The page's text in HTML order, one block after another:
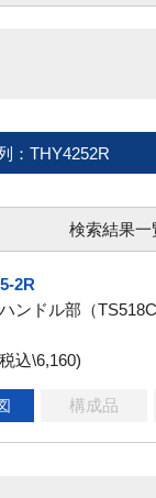
：THY4252R
検索結果一
2R
ンドル部（TS518C
込\6,160)
構成品